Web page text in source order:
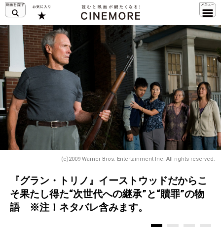
(c)2009 Warner Bros. Entertainment Inc. All rights reserved.
『グラン・トリノ』イーストウッドだからこ
そ果たし得た“次世代への継承”と“贖罪”の物
語 ※注！ネタバレ含みます。